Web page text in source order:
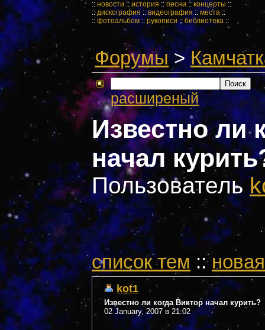
:: новости :: история :: песни :: концерты ::
::дискография :: видеография ::места ::
:: фотоальбом::рукописи::библиотека ::
Форумы>
расширеный
Известно ли
начал
Пользователь
cписок тем ::
kot1
Известно ли когда Виктор начал курить?
02 January, 2007 в 21:02